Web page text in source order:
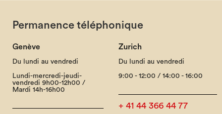
Permanence téléphonique
Genève
Du lundi au vendredi
Lundi-mercredi-jeudi-
vendredi 9h00-12h00 /
Mardi 14h-16h00
Zurich
Du lundi au vendredi
9:00 - 12:00 / 14:00 - 16:00
+ 41 44 366 44 77